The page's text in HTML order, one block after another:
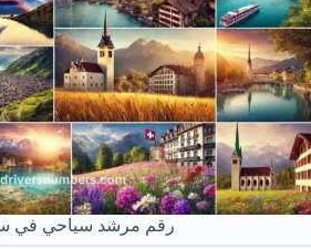
رقم مرشد سياحي في